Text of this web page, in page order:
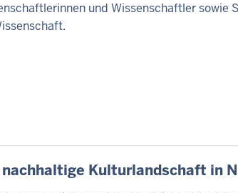
und Wissenschaftler
Kulturlandschaft in